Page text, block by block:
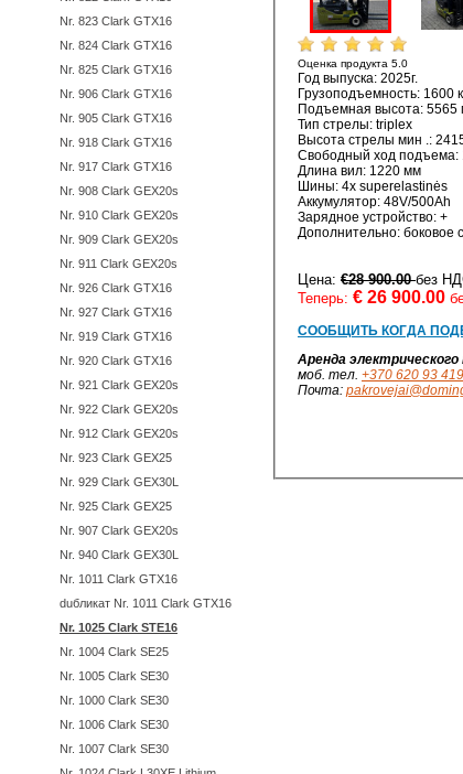
Оценка продукта 5.0
Год выпуска: 2025г.
Грузоподъемность: 1600
Подъемная высота: 5565
Тип стрелы: triplex
Bысота стрелы мин .:
Свободный ход подъема:
Длина вил: 1220 мм
Шины: 4x superelastinės
Аккумулятор: 48V/500Ah
Зарядное устройство: +
Дополнительно: боковое
Цена: €28 900.00без
Теперь: € 26 900.00
СООБЩИТЬ КОГДА
Аренда электрического
моб. тел. +370 620 93 419
Почта:
Nr. 823 Clark GTX16
Nr. 824 Clark GTX16
Nr. 825 Clark GTX16
Nr. 906 Clark GTX16
Nr. 905 Clark GTX16
Nr. 918 Clark GTX16
Nr. 917 Clark GTX16
Nr. 908 Clark GEX20s
Nr. 910 Clark GEX20s
Nr. 909 Clark GEX20s
Nr. 911 Clark GEX20s
Nr. 926 Clark GTX16
Nr. 927 Clark GTX16
Nr. 919 Clark GTX16
Nr. 920 Clark GTX16
Nr. 921 Clark GEX20s
Nr. 922 Clark GEX20s
Nr. 912 Clark GEX20s
Nr. 923 Clark GEX25
Nr. 929 Clark GEX30L
Nr. 925 Clark GEX25
Nr. 907 Clark GEX20s
Nr. 940 Clark GEX30L
Nr. 1011 Clark GTX16
duбликат Nr. 1011 Clark GTX16
Nr. 1025 Clark STE16
Nr. 1004 Clark SE25
Nr. 1005 Clark SE30
Nr. 1000 Clark SE30
Nr. 1006 Clark SE30
Nr. 1007 Clark SE30